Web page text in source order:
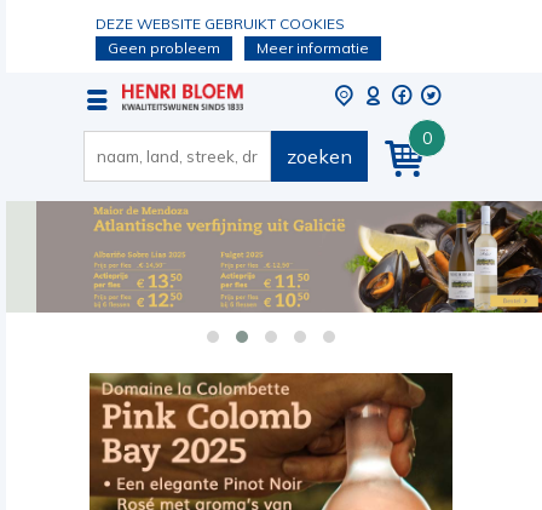
DEZE WEBSITE GEBRUIKT COOKIES
Geen probleem
Meer informatie
0
zoeken